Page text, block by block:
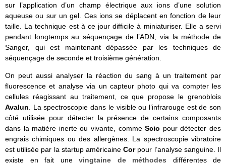
sur l’application d’un champ électrique aux ions d’une solution
aqueuse ou sur un gel. Ces ions se déplacent en fonction de leur
taille. La technique est à ce jour difficile à miniaturiser. Elle a servi
pendant longtemps au séquençage de l’ADN, via la méthode de
Sanger, qui est maintenant dépassée par les techniques de
séquençage de seconde et troisième génération.
On peut aussi analyser la réaction du sang à un traitement par
fluorescence et analyse via un capteur photo qui va compter les
cellules réagissant au traitement, ce que propose le grenoblois
Avalun . La spectroscopie dans le visible ou l’infrarouge est de son
côté utilisée pour détecter la présence de certains composants
dans la matière inerte ou vivante, commeScio pour détecter des
engrais chimiques ou des allergènes. La spectroscopie vibratoire
est utilisée par la startup américaineCorpour l’analyse sanguine. Il
existe en fait une vingtaine de méthodes différentes de